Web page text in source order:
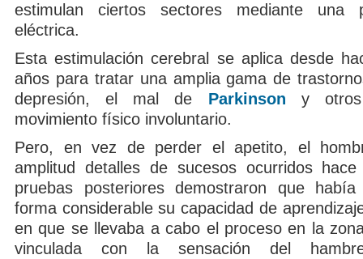
estimulan ciertos sectores mediante una
eléctrica.
Esta estimulación cerebral se aplica desde
años para tratar una amplia gama de
depresión, el mal de Parkinson y otros
movimiento físico involuntario.
Pero, en vez de perder el apetito, el
amplitud detalles de sucesos ocurridos
pruebas posteriores demostraron que
forma considerable su capacidad de
en que se llevaba a cabo el proceso en la
vinculada con la sensación del